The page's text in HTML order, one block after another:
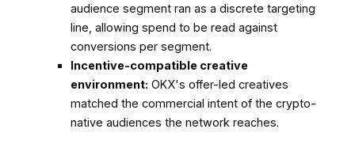
audience segment ran as a discrete targeting
line, allowing spend to be read against
conversions per segment.
Incentive-compatible creative
environment: OKX's offer-led creatives
matched the commercial intent of the crypto-
native audiences the network reaches.